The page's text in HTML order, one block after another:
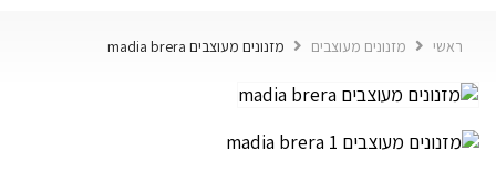
ראשי מזנונים מעוצבים מזנונים מעוצבים madia brera